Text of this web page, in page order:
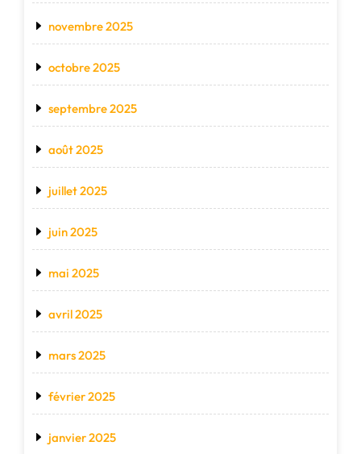
novembre 2025
octobre 2025
septembre 2025
août 2025
juillet 2025
juin 2025
mai 2025
avril 2025
mars 2025
février 2025
janvier 2025